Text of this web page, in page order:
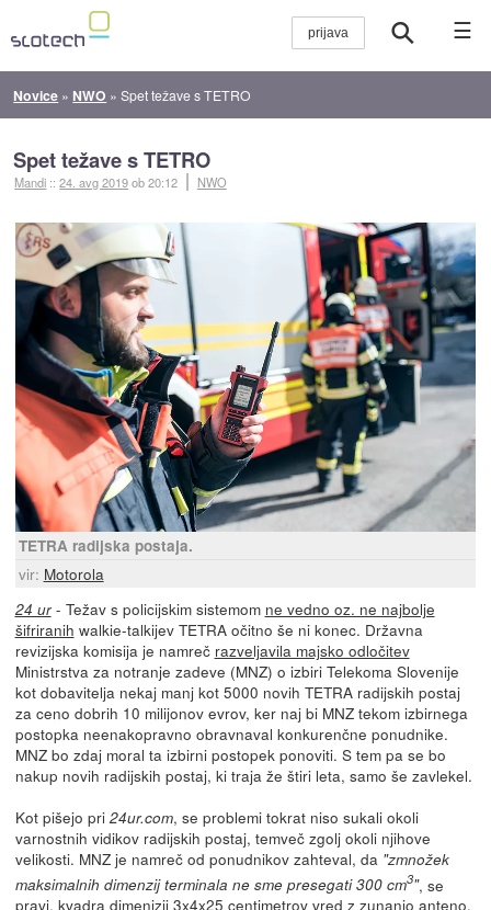
☰
Novice » NWO »Spet težave s TETRO
Spet težave s TETRO
Mandi ::24. avg 2019ob 20:12 NWO
TETRA radijska postaja.
vir: Motorola
24 ur- Težav s policijskim sistemom ne vedno oz. ne najbolje
šifriranih walkie-talkijev TETRA očitno še ni konec. Državna
revizijska komisija je namreč razveljavila majsko odločitev
Ministrstva za notranje zadeve (MNZ) o izbiri Telekoma Slovenije
kot dobavitelja nekaj manj kot 5000 novih TETRA radijskih postaj
za ceno dobrih 10 milijonov evrov, ker naj bi MNZ tekom izbirnega
postopka neenakopravno obravnaval konkurenčne ponudnike.
MNZ bo zdaj moral ta izbirni postopek ponoviti. S tem pa se bo
nakup novih radijskih postaj, ki traja že štiri leta, samo še zavlekel.
Kot pišejo pri 24ur.com, se problemi tokrat niso sukali okoli
varnostnih vidikov radijskih postaj, temveč zgolj okoli njihove
velikosti. MNZ je namreč od ponudnikov zahteval, da "zmnožek
maksimalnih dimenzij terminala ne sme presegati 300 cm3", se
pravi, kvadra dimenizij 3x4x25 centimetrov vred z zunanjo anteno,